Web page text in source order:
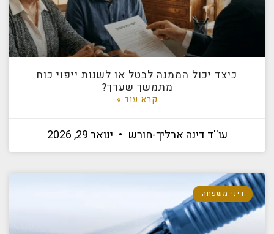
כיצד יכול הממנה לבטל או לשנות ייפוי כוח
מתמשך שערך?
קרא עוד »
עו''ד דינה ארליך-חורש ינואר 29, 2026
דיני משפחה